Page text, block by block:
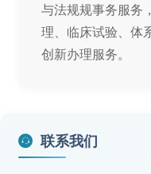
与法规规事务服务
理、临床试验、体
创新办理服务。
联系我们